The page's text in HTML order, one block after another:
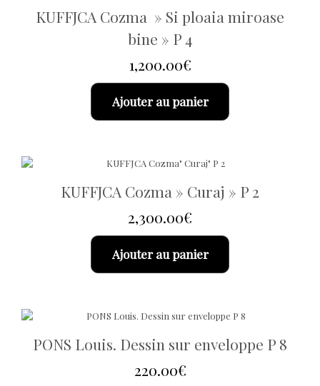
KUFFJCA Cozma » Si ploaia miroase
bine » P 4
1,200.00€
Ajouter au panier
KUFFJCA Cozma » Curaj » P 2
2,300.00€
Ajouter au panier
PONS Louis. Dessin sur enveloppe P 8
220.00€